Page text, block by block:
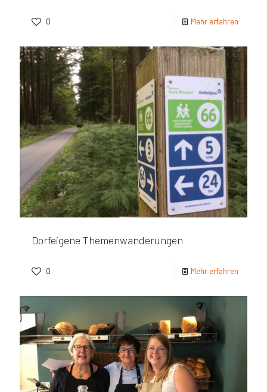
0 Mehr erfahren
Dorfeigene Themenwanderungen
0 Mehr erfahren